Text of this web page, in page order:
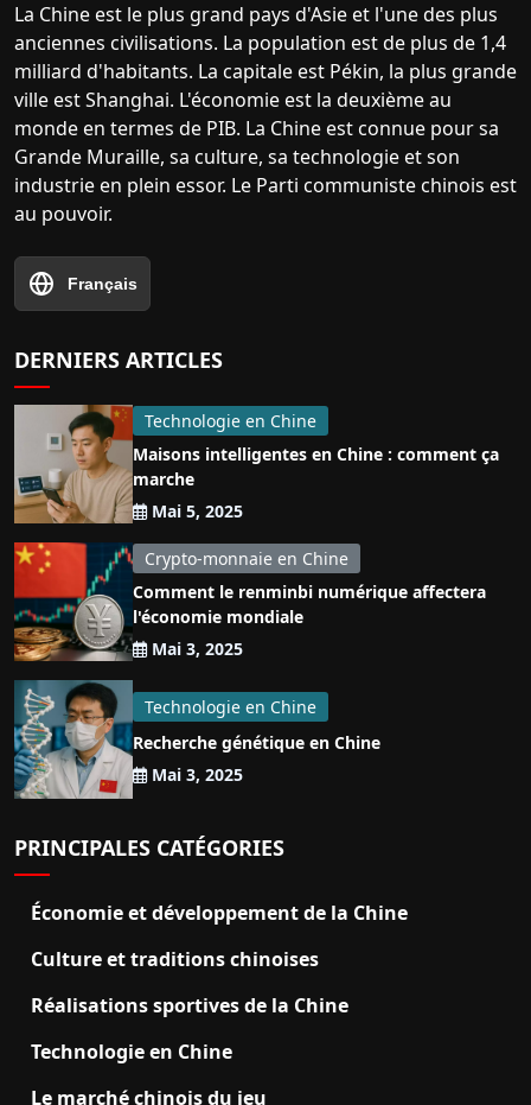
La Chine est le plus grand pays d'Asie et l'une des plus
anciennes civilisations. La population est de plus de 1,4
milliard d'habitants. La capitale est Pékin, la plus grande
ville est Shanghai. L'économie est la deuxième au
monde en termes de PIB. La Chine est connue pour sa
Grande Muraille, sa culture, sa technologie et son
industrie en plein essor. Le Parti communiste chinois est
au pouvoir.
Français
DERNIERS ARTICLES
Technologie en Chine
Maisons intelligentes en Chine : comment ça
marche
Mai 5, 2025
Crypto-monnaie en Chine
Comment le renminbi numérique affectera
l'économie mondiale
Mai 3, 2025
Technologie en Chine
Recherche génétique en Chine
Mai 3, 2025
PRINCIPALES CATÉGORIES
Économie et développement de la Chine
Culture et traditions chinoises
Réalisations sportives de la Chine
Technologie en Chine
Le marché chinois du jeu